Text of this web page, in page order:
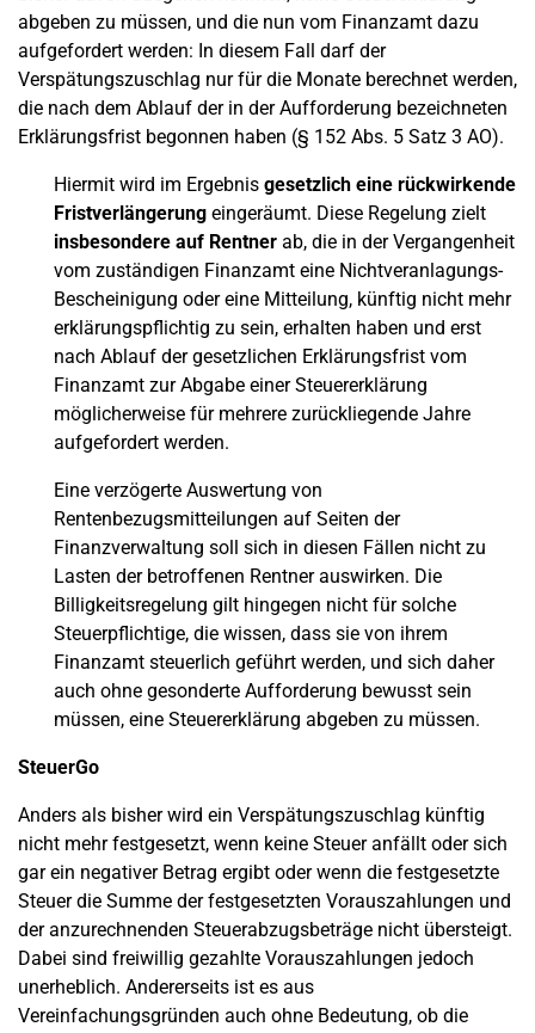
abgeben zu müssen, und die nun vom Finanzamt dazu
aufgefordert werden: In diesem Fall darf der
Verspätungszuschlag nur für die Monate berechnet werden,
die nach dem Ablauf der in der Aufforderung bezeichneten
Erklärungsfrist begonnen haben (§ 152 Abs. 5 Satz 3 AO).
Hiermit wird im Ergebnis gesetzlich eine rückwirkende
Fristverlängerung eingeräumt. Diese Regelung zielt
insbesondere auf Rentner ab, die in der Vergangenheit
vom zuständigen Finanzamt eine Nichtveranlagungs-
Bescheinigung oder eine Mitteilung, künftig nicht mehr
erklärungspflichtig zu sein, erhalten haben und erst
nach Ablauf der gesetzlichen Erklärungsfrist vom
Finanzamt zur Abgabe einer Steuererklärung
möglicherweise für mehrere zurückliegende Jahre
aufgefordert werden.
Eine verzögerte Auswertung von
Rentenbezugsmitteilungen auf Seiten der
Finanzverwaltung soll sich in diesen Fällen nicht zu
Lasten der betroffenen Rentner auswirken. Die
Billigkeitsregelung gilt hingegen nicht für solche
Steuerpflichtige, die wissen, dass sie von ihrem
Finanzamt steuerlich geführt werden, und sich daher
auch ohne gesonderte Aufforderung bewusst sein
müssen, eine Steuererklärung abgeben zu müssen.
SteuerGo
Anders als bisher wird ein Verspätungszuschlag künftig
nicht mehr festgesetzt, wenn keine Steuer anfällt oder sich
gar ein negativer Betrag ergibt oder wenn die festgesetzte
Steuer die Summe der festgesetzten Vorauszahlungen und
der anzurechnenden Steuerabzugsbeträge nicht übersteigt.
Dabei sind freiwillig gezahlte Vorauszahlungen jedoch
unerheblich. Andererseits ist es aus
Vereinfachungsgründen auch ohne Bedeutung, ob die